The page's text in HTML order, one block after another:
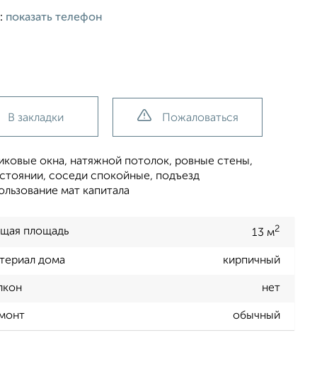
показать телефон
В закладки Пожаловаться
окна, натяжной потолок, ровные стены,
соседи спокойные, подъезд
мат капитала
площадь 13 м2
дома кирпичный
нет
обычный